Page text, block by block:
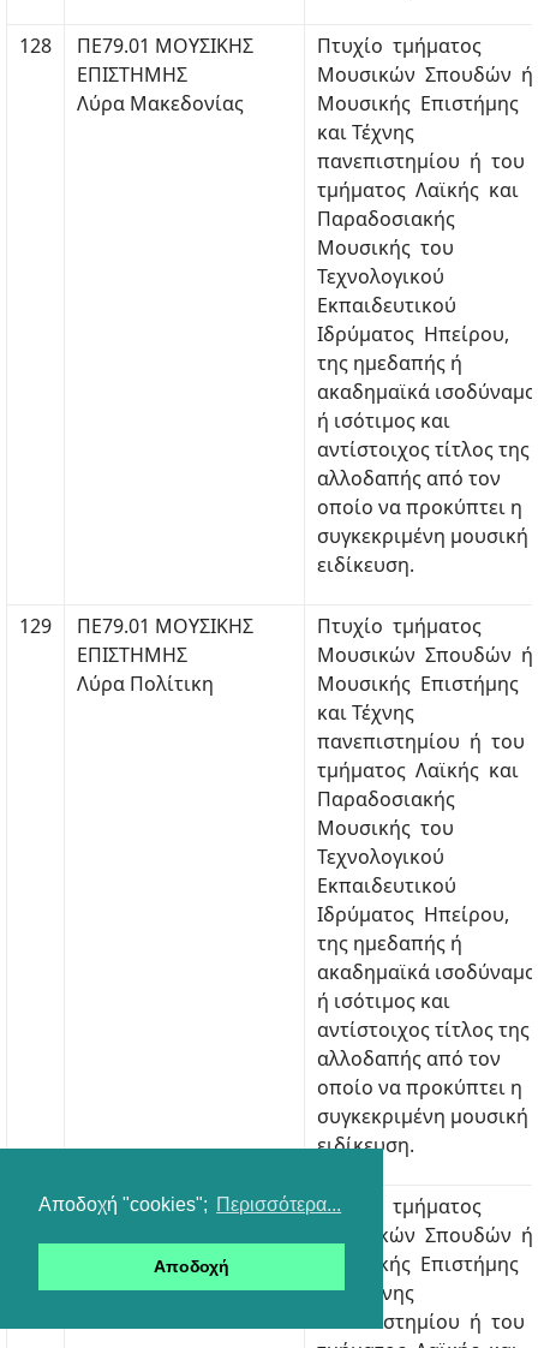
Αποδοχή "cookies"; Περισσότερα...
Αποδοχή
128
ΠΕ79.01 ΜΟΥΣΙΚΗΣ
ΕΠΙΣΤΗΜΗΣ
Λύρα Μακεδονίας
Πτυχίο τμήματος
Μουσικών Σπουδών ή
Μουσικής Επιστήμης
και Τέχνης
πανεπιστημίου ή του
τμήματος Λαϊκής και
Παραδοσιακής
Μουσικής του
Τεχνολογικού
Εκπαιδευτικού
Ιδρύματος Ηπείρου,
της ημεδαπής ή
ακαδημαϊκά
ή ισότιμος και
αντίστοιχος τίτλος της
αλλοδαπής από τον
οποίο να προκύπτει η
συγκεκριμένη μουσική
ειδίκευση.
129
ΠΕ79.01 ΜΟΥΣΙΚΗΣ
ΕΠΙΣΤΗΜΗΣ
Λύρα Πολίτικη
Πτυχίο τμήματος
Μουσικών Σπουδών ή
Μουσικής Επιστήμης
και Τέχνης
πανεπιστημίου ή του
τμήματος Λαϊκής και
Παραδοσιακής
Μουσικής του
Τεχνολογικού
Εκπαιδευτικού
Ιδρύματος Ηπείρου,
της ημεδαπής ή
ακαδημαϊκά
ή ισότιμος και
αντίστοιχος τίτλος της
αλλοδαπής από τον
οποίο να προκύπτει η
συγκεκριμένη μουσική
ειδίκευση.
130
ΠΕ79.01 ΜΟΥΣΙΚΗΣ
Λύρα Ποντιακή
Πτυχίο τμήματος
Μουσικών Σπουδών ή
Μουσικής Επιστήμης
και Τέχνης
πανεπιστημίου ή του